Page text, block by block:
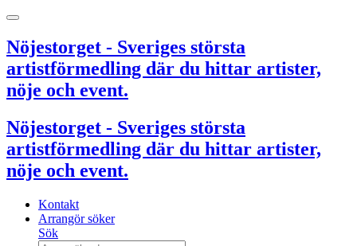
Nöjestorget - Sveriges största
artistförmedling där du hittar artister,
nöje och event.
Nöjestorget - Sveriges största
artistförmedling där du hittar artister,
nöje och event.
Kontakt
Arrangör söker
Sök